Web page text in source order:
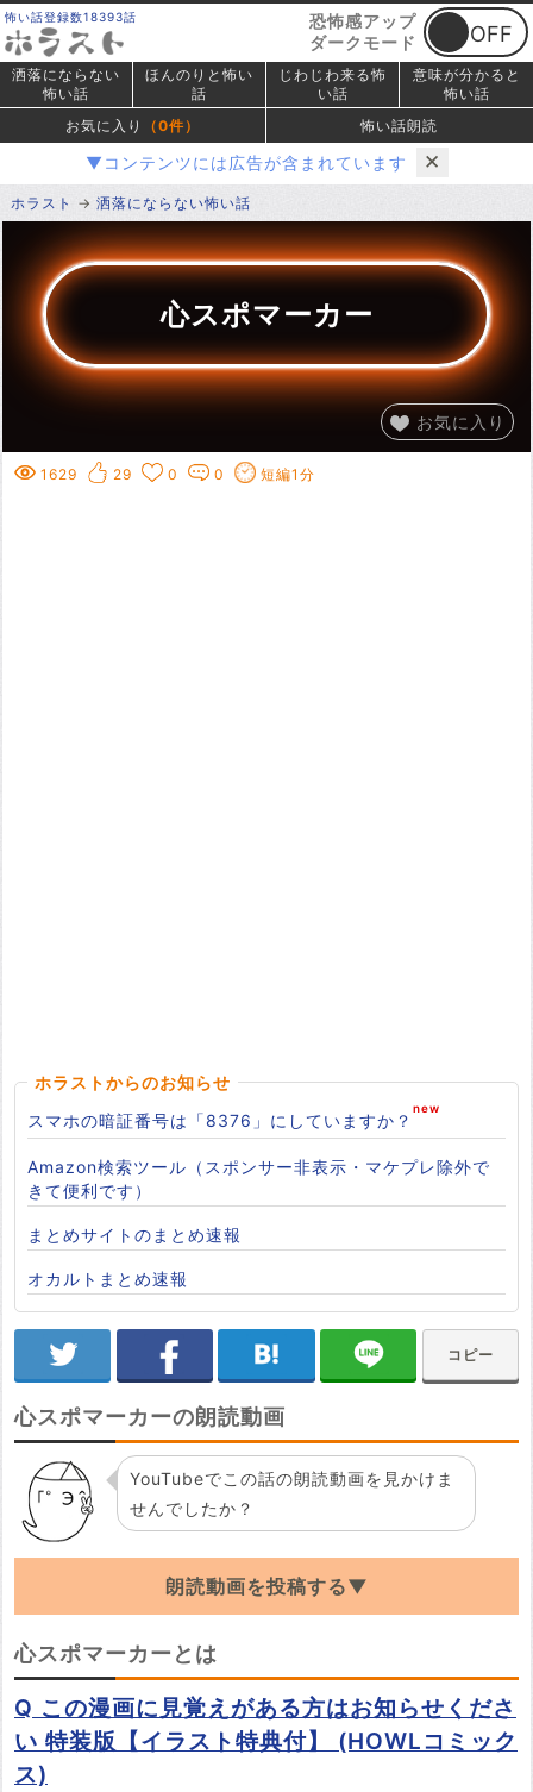
怖い話登録数18393話
恐怖感アップ
ダークモード
洒落にならない
怖い話
ほんのりと怖い
話
じわじわ来る怖
い話
意味が分かると
怖い話
お気に入り
（0件） 怖い話朗読
▼コンテンツには広告が含まれています ✕
ホラスト 洒落にならない怖い話
心スポマーカー
お気に入り
1629 29 0 0 短編1分
ホラストからのお知らせ
スマホの暗証番号は「8376」にしていますか？
Amazon検索ツール（スポンサー非表示・マケプレ除外で
きて便利です）
まとめサイトのまとめ速報
オカルトまとめ速報
コピー
心スポマーカーの朗読動画
YouTubeでこの話の朗読動画を見かけま
せんでしたか？
朗読動画を投稿する▼
「心スポマーカー」の朗読動画を探していま
す。YouTubeでこの話の朗読動画を見つけた
らぜひ投稿していってください。
※YouTubeのURL
心スポマーカーとは
Q この漫画に見覚えがある方はお知らせくださ
い 特装版【イラスト特典付】 (HOWLコミック
ス)